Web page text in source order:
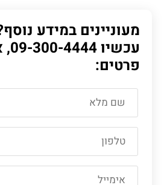
מעוניינים במידע
עכשיו 09-300-4444
,
פרטים: